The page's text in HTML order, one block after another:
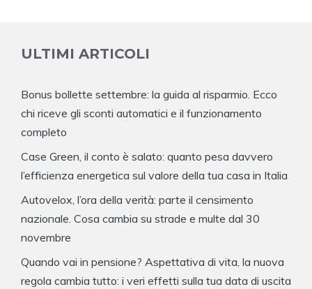
ULTIMI ARTICOLI
Bonus bollette settembre: la guida al risparmio. Ecco
chi riceve gli sconti automatici e il funzionamento
completo
Case Green, il conto è salato: quanto pesa davvero
l’efficienza energetica sul valore della tua casa in Italia
Autovelox, l’ora della verità: parte il censimento
nazionale. Cosa cambia su strade e multe dal 30
novembre
Quando vai in pensione? Aspettativa di vita, la nuova
regola cambia tutto: i veri effetti sulla tua data di uscita